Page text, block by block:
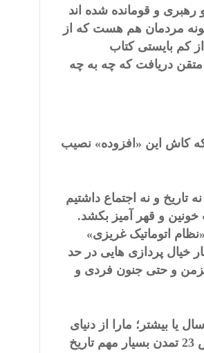
و قومانده شده اند
مردمان هم هست که از
کم بایستی کتاب
متقن دریافت که چه به چه
که کاش این «افزوده» نصیب
تاریخ و نه اجتماع داشتیم
خونین و قهر آمیز بکشد.
اتوماتیک غریزی»
خیال پردازی هایی در حد
و حتی جنون فردی و
یا بیشتر؛ مارا از دنیای
محضا حیوانی بیرون آورده به مرور بر سراسر کره زمین استیلا بخشیده و قادر به آفرینش 23 تمدن بسیار مهم تاریخ